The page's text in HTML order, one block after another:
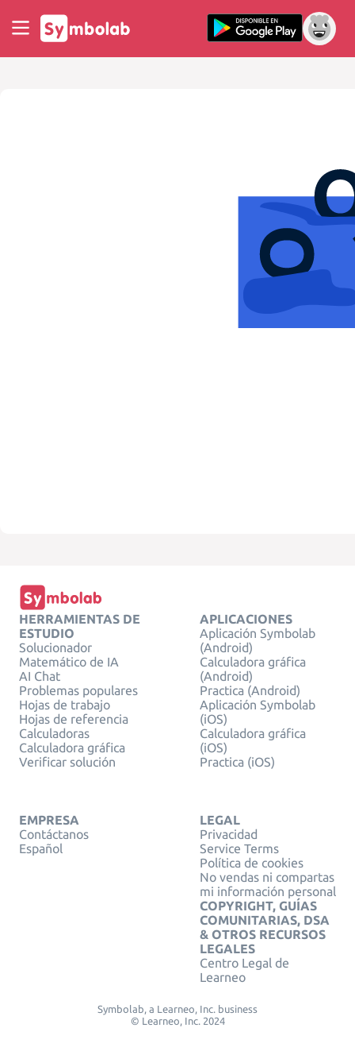
HERRAMIENTAS DE
ESTUDIO
Solucionador
Matemático de IA
AI Chat
Problemas populares
Hojas de trabajo
Hojas de referencia
Calculadoras
Calculadora gráfica
Verificar solución
APLICACIONES
Aplicación Symbolab
(Android)
Calculadora gráfica
(Android)
Practica (Android)
Aplicación Symbolab
(iOS)
Calculadora gráfica
(iOS)
Practica (iOS)
EMPRESA
Contáctanos
Español
LEGAL
Privacidad
Service Terms
Política de cookies
No vendas ni compartas
mi información personal
COPYRIGHT, GUÍAS
COMUNITARIAS, DSA
& OTROS RECURSOS
LEGALES
Centro Legal de
Learneo
Symbolab, a Learneo, Inc. business
© Learneo, Inc. 2024